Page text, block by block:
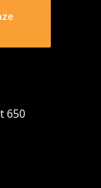
650